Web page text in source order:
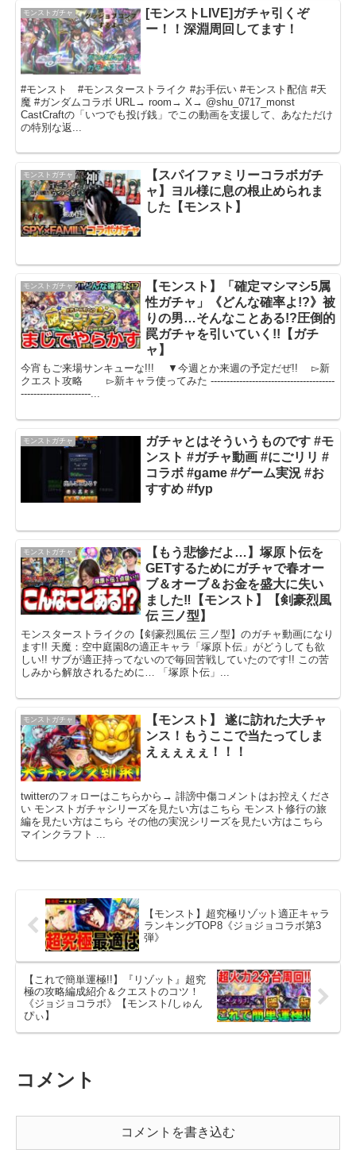
モンストガチャ
[モンストLIVE]ガチャ引くぞ
ー！！深淵周回してます！
#モンスト #モンスターストライク #お手伝い #モンスト配信 #天
魔 #ガンダムコラボ URL→ room→ X→ @shu_0717_monst
CastCraftの「いつでも投げ銭」でこの動画を支援して、あなただけ
の特別な返...
モンストガチャ
【スパイファミリーコラボガチ
ャ】ヨル様に息の根止められま
した【モンスト】
モンストガチャ
【モンスト】「確定マシマシ5属
性ガチャ」《どんな確率よ!?》被
りの男…そんなことある!?圧倒的
罠ガチャを引いていく!!【ガチ
ャ】
今宵もご来場サンキューな!!! ▼今週とか来週の予定だぜ!! ▻新
クエスト攻略 ▻新キャラ使ってみた ---------------------------------------
----------------------...
モンストガチャ
ガチャとはそういうものです #モ
ンスト #ガチャ動画 #にごリリ #
コラボ #game #ゲーム実況 #お
すすめ #fyp
モンストガチャ
【もう悲惨だよ…】塚原卜伝を
GETするためにガチャで春オー
ブ＆オーブ＆お金を盛大に失い
ました‼︎【モンスト】【剣豪烈風
伝 三ノ型】
モンスターストライクの【剣豪烈風伝 三ノ型】のガチャ動画になり
ます!! 天魔：空中庭園8の適正キャラ「塚原卜伝」がどうしても欲
しい!! サブが適正持ってないので毎回苦戦していたのです!! この苦
しみから解放されるために… 「塚原卜伝」...
モンストガチャ
【モンスト】 遂に訪れた大チャ
ンス！もうここで当たってしま
えぇぇぇぇ！！！
twitterのフォローはこちらから→ 誹謗中傷コメントはお控えくださ
い モンストガチャシリーズを見たい方はこちら モンスト修行の旅
編を見たい方はこちら その他の実況シリーズを見たい方はこちら
マインクラフト ...
【モンスト】超究極リゾット適正キャラ
ランキングTOP8《ジョジョコラボ第3
弾》
【これで簡単運極!!】『リゾット』超究
極の攻略編成紹介＆クエストのコツ！
《ジョジョコラボ》【モンスト/しゅん
ぴぃ】
コメント
コメントを書き込む